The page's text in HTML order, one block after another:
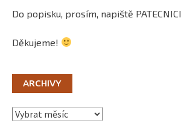
Do popisku, prosím, napiště PATECNICI
Děkujeme!
ARCHIVY
Archivy